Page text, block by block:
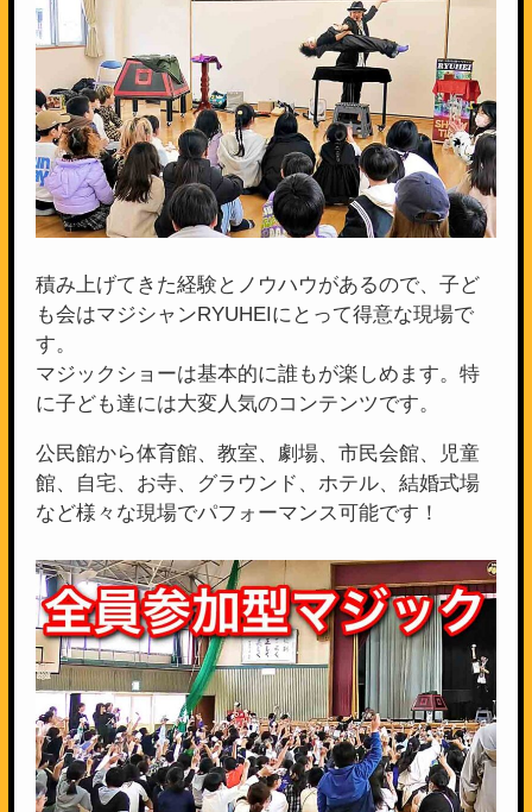
積み上げてきた経験とノウハウがあるので、子ど
も会はマジシャンRYUHEIにとって得意な現場で
す。
マジックショーは基本的に誰もが楽しめます。特
に子ども達には大変人気のコンテンツです。
公民館から体育館、教室、劇場、市民会館、児童
館、自宅、お寺、グラウンド、ホテル、結婚式場
など様々な現場でパフォーマンス可能です！